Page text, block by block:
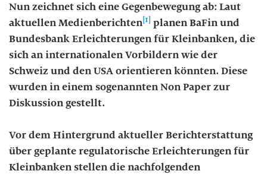
Nun zeichnet sich eine Gegenbewegung ab: Laut
aktuellen Medienberichten[1] planen BaFin und
Bundesbank Erleichterungen für Kleinbanken, die
sich an internationalen Vorbildern wie der
Schweiz und den USA orientieren könnten. Diese
wurden in einem sogenannten Non Paper zur
Diskussion gestellt.
Vor dem Hintergrund aktueller Berichterstattung
über geplante regulatorische Erleichterungen für
Kleinbanken stellen die nachfolgenden